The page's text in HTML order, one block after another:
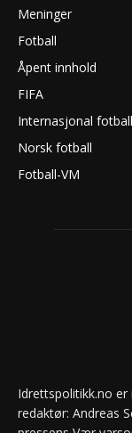
Meninger
Fotball
Åpent innhold
FIFA
Internasjonal fotball
Norsk fotball
Fotball-VM
Idrettspolitikk.no
redaktør: Andreas